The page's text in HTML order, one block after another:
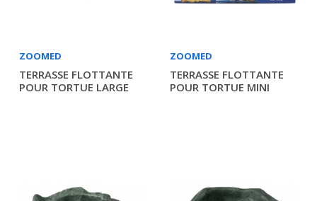
ZOOMED
TERRASSE FLOTTANTE
POUR TORTUE LARGE
ZOOMED
TERRASSE FLOTTANTE
POUR TORTUE MINI